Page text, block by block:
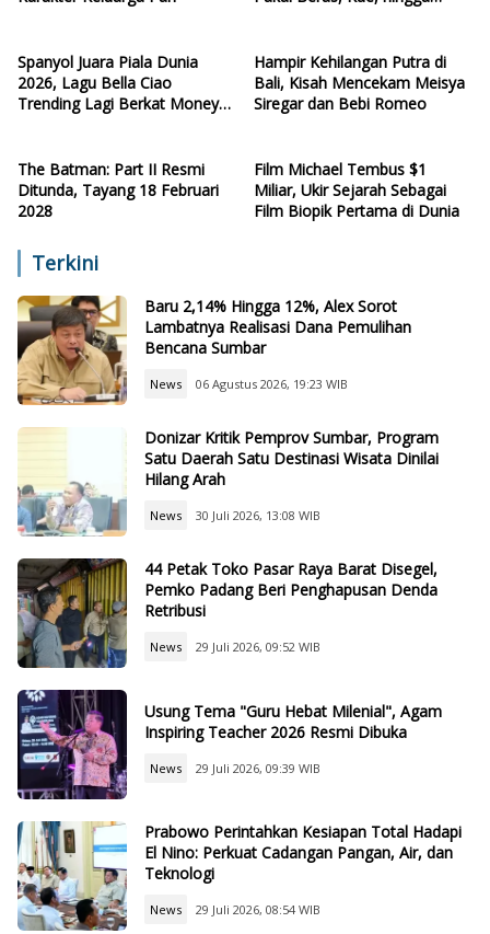
Spanyol Juara Piala Dunia
2026, Lagu Bella Ciao
Trending Lagi Berkat Money
Hampir Kehilangan Putra di
Bali, Kisah Mencekam Meisya
Siregar dan Bebi Romeo
The Batman: Part II Resmi
Ditunda, Tayang 18 Februari
2028
Film Michael Tembus $1
Miliar, Ukir Sejarah Sebagai
Film Biopik Pertama di Dunia
Terkini
Baru 2,14% Hingga 12%, Alex Sorot
Lambatnya Realisasi Dana Pemulihan
Bencana Sumbar
News 06 Agustus 2026, 19:23 WIB
Donizar Kritik Pemprov Sumbar, Program
Satu Daerah Satu Destinasi Wisata Dinilai
Hilang Arah
News 30 Juli 2026, 13:08 WIB
44 Petak Toko Pasar Raya Barat Disegel,
Pemko Padang Beri Penghapusan Denda
Retribusi
News 29 Juli 2026, 09:52 WIB
Usung Tema "Guru Hebat Milenial", Agam
Inspiring Teacher 2026 Resmi Dibuka
News 29 Juli 2026, 09:39 WIB
Prabowo Perintahkan Kesiapan Total Hadapi
El Nino: Perkuat Cadangan Pangan, Air, dan
Teknologi
News 29 Juli 2026, 08:54 WIB